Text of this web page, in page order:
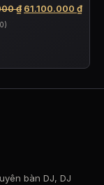
₫ Giá
61.100.000 ₫Giá
bàn DJ, DJ